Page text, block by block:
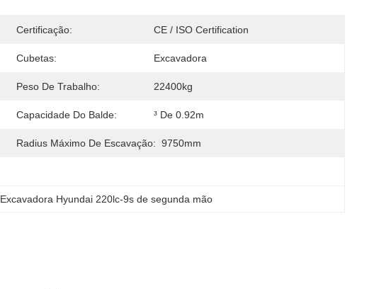
Certificação: CE / ISO Certification
Cubetas: Excavadora
Peso De Trabalho: 22400kg
Capacidade Do Balde: ³ De 0.92m
Radius Máximo De Escavação: 9750mm
Excavadora Hyundai 220lc-9s de segunda mão